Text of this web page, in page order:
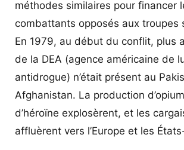
méthodes similaires pour financer
combattants opposés aux troupes
En 1979, au début du conflit, plus
de la DEA (agence américaine de
antidrogue) n’était présent au
Afghanistan. La production
d’héroïne explosèrent, et les
affluèrent vers l’Europe et les